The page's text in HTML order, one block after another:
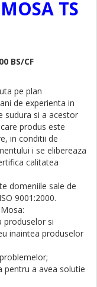
TS
BS/CF
pe plan
de experienta in
sudura si a acestor
produs este
in conditii de
i se elibereaza
calitatea
domeniile sale de
9001:2000.
si
inaintea produselor
a avea solutie